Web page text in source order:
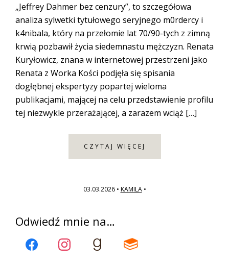
„Jeffrey Dahmer bez cenzury”, to szczegółowa
analiza sylwetki tytułowego seryjnego m0rdercy i
k4nibala, który na przełomie lat 70/90-tych z zimną
krwią pozbawił życia siedemnastu mężczyzn. Renata
Kuryłowicz, znana w internetowej przestrzeni jako
Renata z Worka Kości podjęła się spisania
dogłębnej ekspertyzy popartej wieloma
publikacjami, mającej na celu przedstawienie profilu
tej niezwykle przerażającej, a zarazem wciąż […]
CZYTAJ WIĘCEJ
03.03.2026• KAMILA•
Pierwszy
panel
boczny
Odwiedź mnie na…